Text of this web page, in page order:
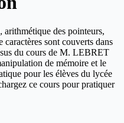
des pointeurs,
sont couverts dans
du cours de M. LEBRET
de mémoire et le
pour les élèves du lycée
ce cours pour pratiquer